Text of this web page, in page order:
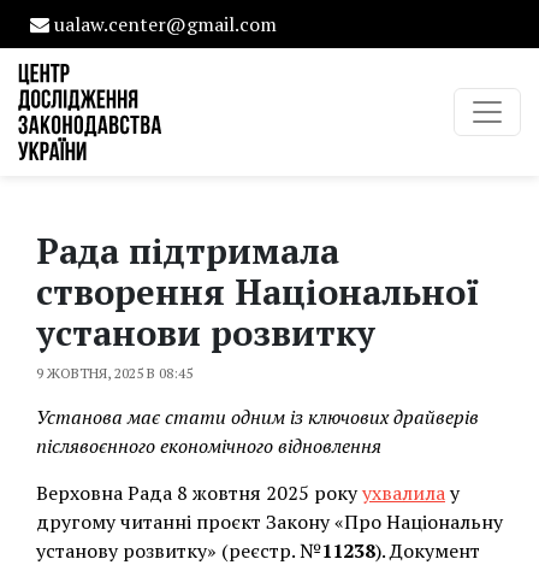
ualaw.center@gmail.com
Рада підтримала
створення Національної
установи розвитку
9 ЖОВТНЯ, 2025 В 08:45
Установа має стати одним із ключових драйверів
післявоєнного економічного відновлення
Верховна Рада 8 жовтня 2025 рокуухвалилау
другому читанні проєкт Закону «Про Національну
установу розвитку» (реєстр. №11238). Документ